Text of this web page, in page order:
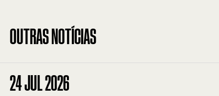
OUTRAS NOTÍCIAS
24JUL 2026